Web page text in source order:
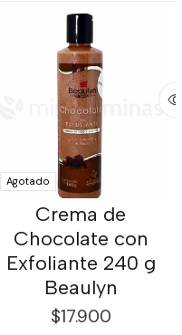
Agotado
Crema de
Chocolate con
Exfoliante 240 g
Beaulyn
$17.900